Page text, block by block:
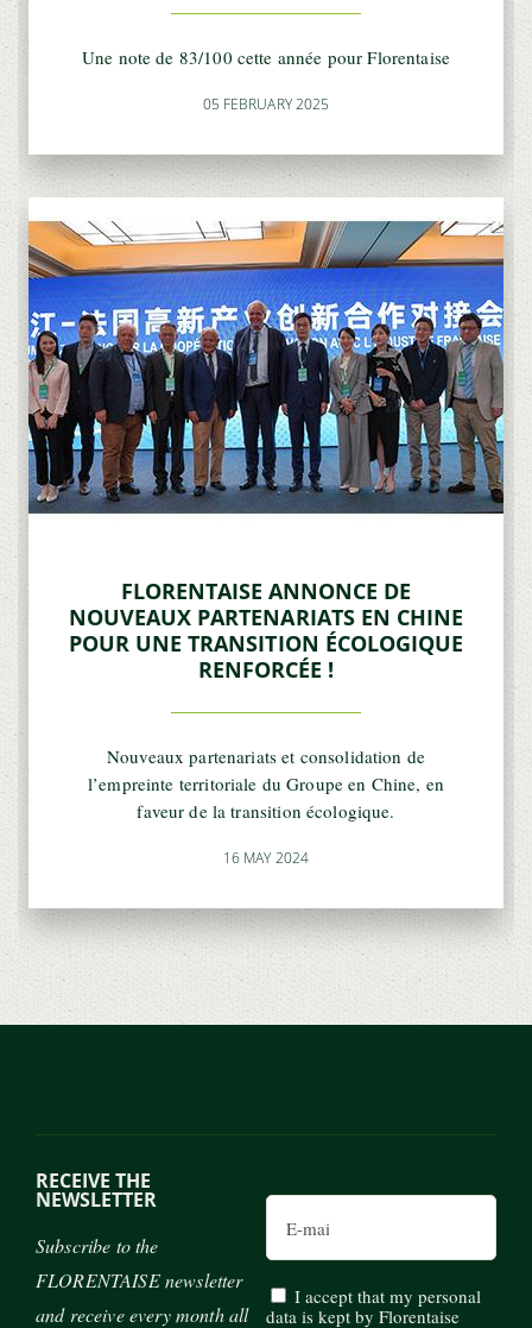
Une note de 83/100 cette année pour Florentaise
05 FEBRUARY 2025
FLORENTAISE ANNONCE DE
NOUVEAUX PARTENARIATS EN CHINE
POUR UNE TRANSITION ÉCOLOGIQUE
RENFORCÉE !
Nouveaux partenariats et consolidation de
l’empreinte territoriale du Groupe en Chine, en
faveur de la transition écologique.
16 MAY 2024
RECEIVE THE
NEWSLETTER
Subscribe to the
FLORENTAISE newsletter
and receive every month all
Email
I accept that my personal
data is kept by Florentaise